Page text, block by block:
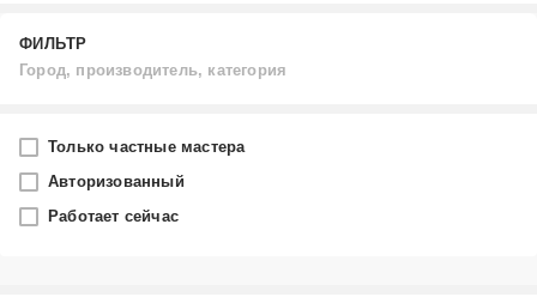
ЗАДАТЬ ВОПРОС МАСТЕРАМ
ФИЛЬТР
Город, производитель, категория
Новороссийск
Производитель
Только частные мастера
Авторизованный
Работает сейчас